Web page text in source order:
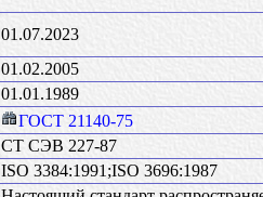
01.07.2023
01.02.2005
01.01.1989
ГОСТ 21140-75
СТ СЭВ 227-87
ISO 3384:1991;ISO 3696:1987